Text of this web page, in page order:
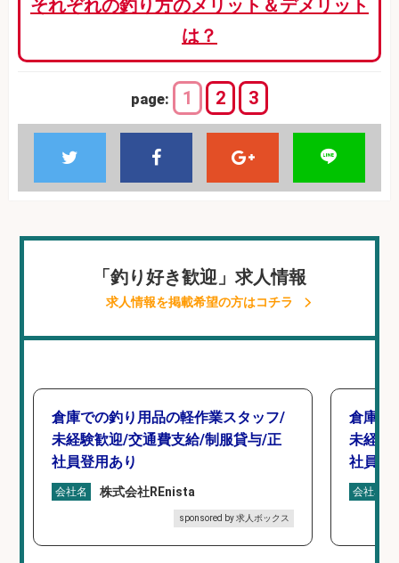
それぞれの釣り方のメリット＆デメリット
は？
page: 1 2 3
「釣り好き歓迎」求人情報
求人情報を掲載希望の方はコチラ
倉庫での釣り用品の軽作業スタッフ/
未経験歓迎/交通費支給/制服貸与/正
社員登用あり
会社名 株式会社REnista
sponsored by 求人ボックス
倉庫で
未経験
社員登
会社名